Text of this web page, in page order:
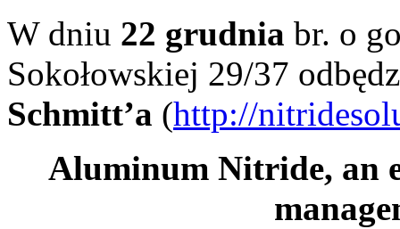
W dniu 22 grudnia br. o
Sokołowskiej 29/37
Schmitt’a (http://
Aluminum Nitride, an